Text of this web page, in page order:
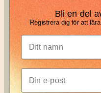
SÖK
Search
Bli en del
Registrera dig för att